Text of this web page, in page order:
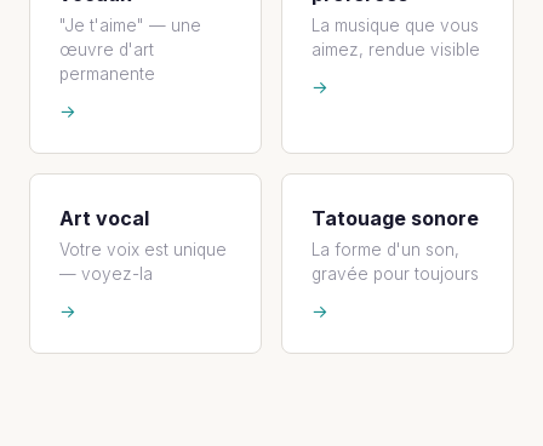
"Je t'aime" — une
œuvre d'art
permanente
→
La musique que vous
aimez, rendue visible
→
Art vocal
Votre voix est unique
— voyez-la
→
Tatouage sonore
La forme d'un son,
gravée pour toujours
→